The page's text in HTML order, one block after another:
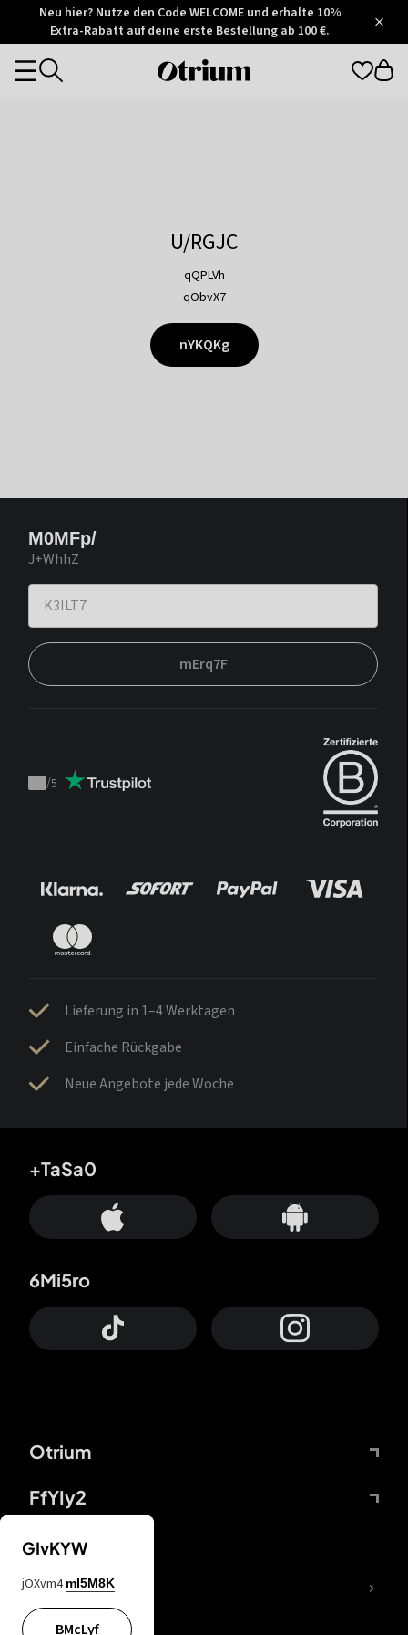
Otrium
Trustpilot
Neu hier? Nutze den Code WELCOME und erhalte 10%
Extra-Rabatt auf deine erste Bestellung ab 100 €.
Otrium
Categories
U/RGJC
qQPLVh
qObvX7
nYKQKg
M0MFp/
J+WhhZ
mErq7F
Trustpilot
/5
Lieferung in 1–4 Werktagen
Einfache Rückgabe
Neue Angebote jede Woche
Otrium
FfYIy2
+TaSa0
6Mi5ro
DDcvSo
GIvKYW
jOXvm4 mI5M8K
BMcLyf